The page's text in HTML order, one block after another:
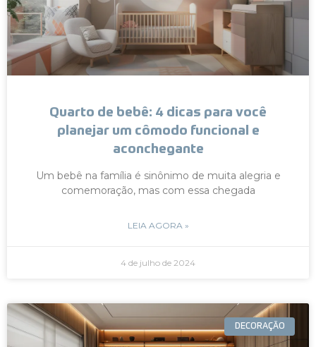
Quarto de bebê: 4 dicas para você
planejar um cômodo funcional e
aconchegante
Um bebê na família é sinônimo de muita alegria e
comemoração, mas com essa chegada
LEIA AGORA »
4 de julho de 2024
DECORAÇÃO